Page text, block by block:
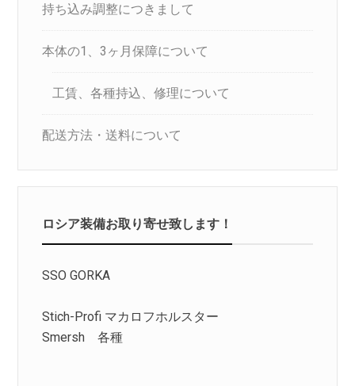
持ち込み調整につきまして
本体の1、3ヶ月保障について
工賃、各種持込、修理について
配送方法・送料について
ロシア装備お取り寄せ致します！
SSO GORKA
Stich-Profi マカロフホルスター
Smersh 各種